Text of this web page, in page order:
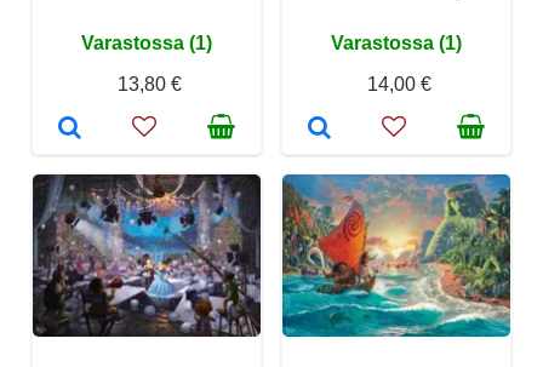
Varastossa (1)
13,80 €
Varastossa (1)
14,00 €